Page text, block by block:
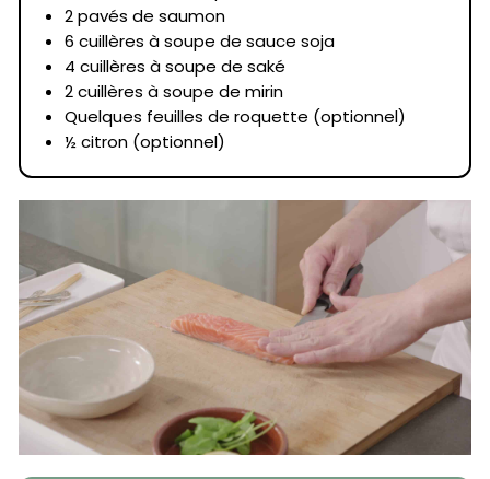
2 pavés de saumon
6 cuillères à soupe de sauce soja
4 cuillères à soupe de saké
2 cuillères à soupe de mirin
Quelques feuilles de roquette (optionnel)
½ citron (optionnel)